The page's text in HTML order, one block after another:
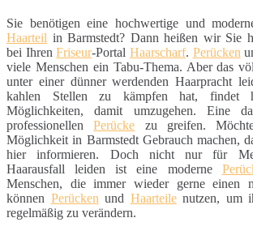
Sie benötigen eine hochwertige und
Haarteil in Barmstedt? Dann heißen wir Sie
bei IhrenFriseur-Portal Haarscharf. Perücken
viele Menschen ein Tabu-Thema. Aber das
unter einer dünner werdenden Haarpracht
kahlen Stellen zu kämpfen hat, findet
Möglichkeiten, damit umzugehen. Eine
professionellenPerücke zu greifen.
Möglichkeit in Barmstedt Gebrauch machen,
hier informieren. Doch nicht nur für
Haarausfall leiden ist eine moderne
Menschen, die immer wieder gerne einen
können Perücken und Haarteilenutzen, um
regelmäßig zu verändern.